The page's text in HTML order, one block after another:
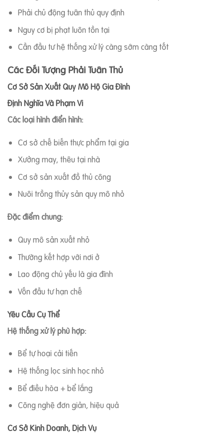
Phải chủ động tuân thủ quy định
Nguy cơ bị phạt luôn tồn tại
Cần đầu tư hệ thống xử lý càng sớm càng tốt
Các Đối Tượng Phải Tuân Thủ
Cơ Sở Sản Xuất Quy Mô Hộ Gia Đình
Định Nghĩa Và Phạm Vi
Các loại hình điển hình:
Cơ sở chế biến thực phẩm tại gia
Xưởng may, thêu tại nhà
Cơ sở sản xuất đồ thủ công
Nuôi trồng thủy sản quy mô nhỏ
Đặc điểm chung:
Quy mô sản xuất nhỏ
Thường kết hợp với nơi ở
Lao động chủ yếu là gia đình
Vốn đầu tư hạn chế
Yêu Cầu Cụ Thể
Hệ thống xử lý phù hợp:
Bể tự hoại cải tiến
Hệ thống lọc sinh học nhỏ
Bể điều hòa + bể lắng
Công nghệ đơn giản, hiệu quả
Cơ Sở Kinh Doanh, Dịch Vụ